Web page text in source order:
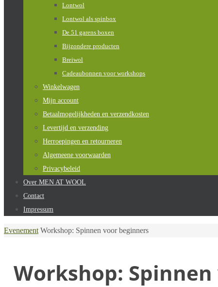
Lontwol
Lontwol als spinbox
De 51 garens boxen
Bijzondere producten
Breiwol
Cadeaubonnen voor workshops
Winkelwagen
Mijn account
Betaalmogelijkheden en verzendkosten
Levertijd en verzending
Herroepingen en retourneren
Algemeene voorwaarden
Privacybeleid
Over MEN AT WOOL
Contact
Impressum
Home
Evenement Workshop: Spinnen voor beginners
Workshop: